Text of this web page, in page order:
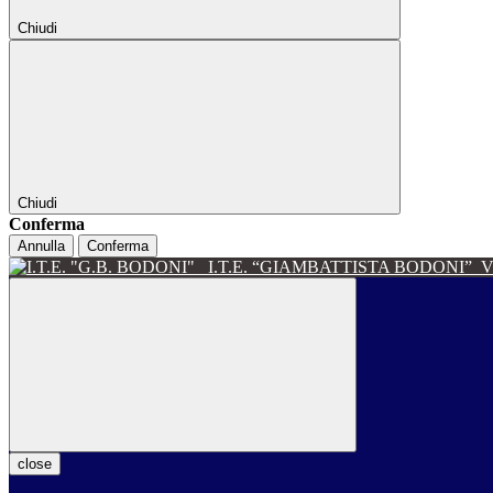
Chiudi
Chiudi
Conferma
Annulla Conferma
I.T.E. “GIAMBATTISTA BODONI”
close